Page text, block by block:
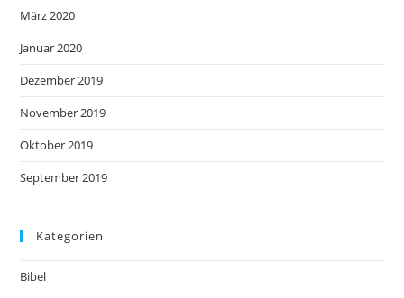
März 2020
Januar 2020
Dezember 2019
November 2019
Oktober 2019
September 2019
Kategorien
Bibel